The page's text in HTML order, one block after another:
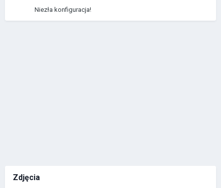
Niezła konfiguracja!
Zdjęcia